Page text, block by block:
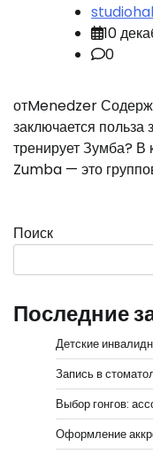
10
0
отMenedzer
заключается
тренирует Зумба? В
Zumba — это
Поиск
Последние
Детские
Запись в
Выбор гонгов:
Оформление